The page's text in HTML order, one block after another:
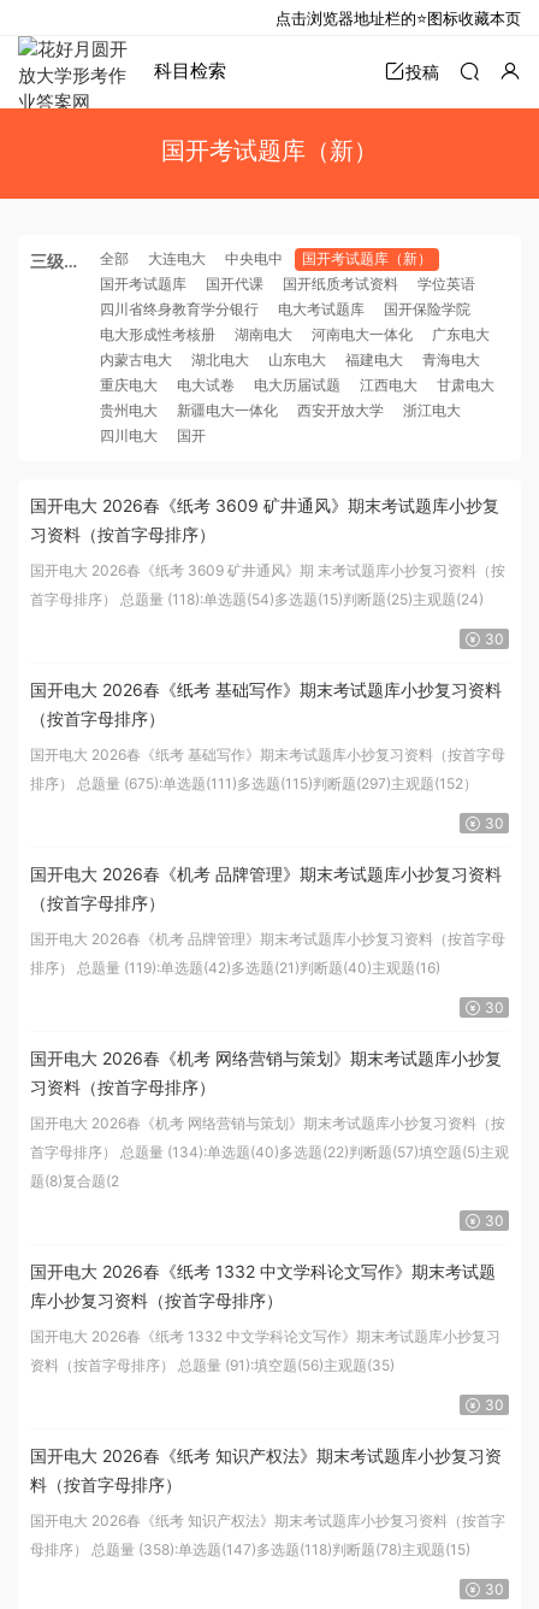
科目检索 投稿
国开考试题库（新）
三级分
全部 大连电大 中央电中
国开考试题库（新）
国开考试题库
国开代课 国开纸质考试资料
学位英语
四川省终身教育学分银行
电大考试题库
国开保险学院
电大形成性考核册
湖南电大 河南电大一体化
广东电大
内蒙古电大
湖北电大 山东电大 福建电大
青海电大
重庆电大
电大试卷 电大历届试题 江西电大
甘肃电大
贵州电大
新疆电大一体化 西安开放大学
浙江电大
四川电大
国开
国开电大 2026春《纸考 3609 矿井通风》期末考试题库小抄复
习资料（按首字母排序）
国开电大 2026春《纸考 3609 矿井通风》期 末考试题库小抄复习资料（按
首字母排序） 总题量 (118):单选题(54)多选题(15)判断题(25)主观题(24)
30
国开电大 2026春《纸考 基础写作》期末考试题库小抄复习资料
（按首字母排序）
国开电大 2026春《纸考 基础写作》期末考试题库小抄复习资料（按首字母
排序） 总题量 (675):单选题(111)多选题(115)判断题(297)主观题(152）
30
国开电大 2026春《机考 品牌管理》期末考试题库小抄复习资料
（按首字母排序）
国开电大 2026春《机考 品牌管理》期末考试题库小抄复习资料（按首字母
排序） 总题量 (119):单选题(42)多选题(21)判断题(40)主观题(16)
30
国开电大 2026春《机考 网络营销与策划》期末考试题库小抄复
习资料（按首字母排序）
国开电大 2026春《机考 网络营销与策划》期末考试题库小抄复习资料（按
首字母排序） 总题量 (134):单选题(40)多选题(22)判断题(57)填空题(5)主观
题(8)复合题(2
30
国开电大 2026春《纸考 1332 中文学科论文写作》期末考试题
库小抄复习资料（按首字母排序）
国开电大 2026春《纸考 1332 中文学科论文写作》期末考试题库小抄复习
资料（按首字母排序） 总题量 (91):填空题(56)主观题(35)
30
国开电大 2026春《纸考 知识产权法》期末考试题库小抄复习资
料（按首字母排序）
国开电大 2026春《纸考 知识产权法》期末考试题库小抄复习资料（按首字
母排序） 总题量 (358):单选题(147)多选题(118)判断题(78)主观题(15)
30
点击浏览器地址栏的⭐图标收藏本页